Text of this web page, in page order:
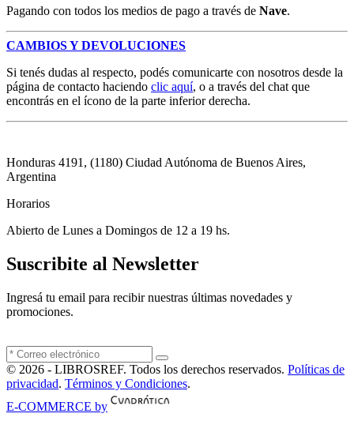
Pagando con todos los medios de pago a través de Nave.
CAMBIOS Y DEVOLUCIONES
Si tenés dudas al respecto, podés comunicarte con nosotros desde la
página de contacto haciendo clic aquí, o a través del chat que
encontrás en el ícono de la parte inferior derecha.
Honduras 4191, (1180) Ciudad Autónoma de Buenos Aires,
Argentina
Horarios
Abierto de Lunes a Domingos de 12 a 19 hs.
Suscribite al Newsletter
Ingresá tu email para recibir nuestras últimas novedades y
promociones.
© 2026 - LIBROSREF. Todos los derechos reservados. Políticas de
privacidad. Términos y Condiciones.
E-COMMERCE by